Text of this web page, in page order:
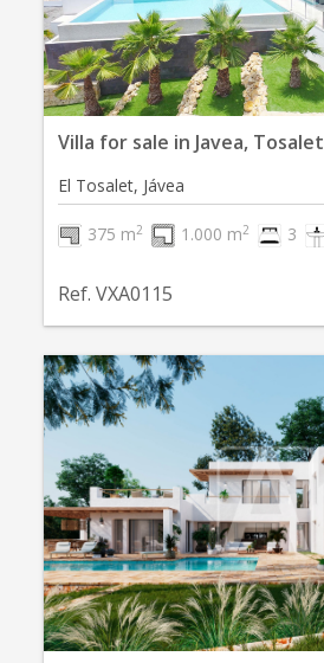
Villa for sale in Javea, Tosalet
El Tosalet, Jávea
375 m2 1.000 m2 3
Ref. VXA0115